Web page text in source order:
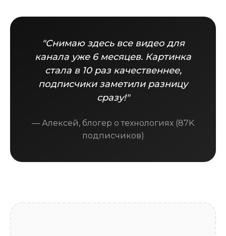
"Снимаю здесь все видео для
канала уже 6 месяцев. Картинка
стала в 10 раз качественнее,
подписчики заметили разницу
сразу!"
— Алексей, блогер о технологиях (87K
подписчиков)